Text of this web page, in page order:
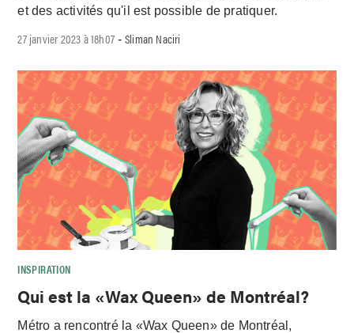
et des activités qu'il est possible de pratiquer.
27 janvier 2023 à 18h07 -Sliman Naciri
INSPIRATION
Qui est la «Wax Queen» de Montréal?
Métro a rencontré la «Wax Queen» de Montréal,